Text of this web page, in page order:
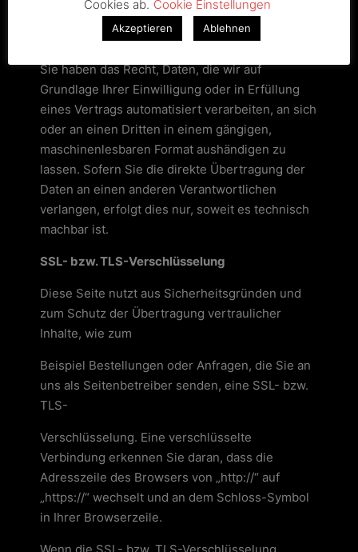
gerichtlicher Rechtsbehelfe.
Recht auf Datenübertragbarkeit
Sie haben das Recht, Daten, die wir auf
Grundlage Ihrer Einwilligung oder in Erfüllung
eines Vertrags automatisiert verarbeiten, an sich
oder an einen Dritten in einem gängigen,
maschinenlesbaren Format aushändigen zu
lassen. Sofern Sie die direkte Übertragung der
Daten an einen anderen Verantwortlichen
verlangen, erfolgt dies nur, soweit es technisch
machbar ist.
SSL- bzw. TLS-Verschlüsselung
Diese Seite nutzt aus Sicherheitsgründen und
zum Schutz der Übertragung vertraulicher
Inhalte, wie zum
Beispiel Bestellungen oder Anfragen, die Sie an
uns als Seitenbetreiber senden, eine SSL- bzw.
TLS-
Verschlüsselung. Eine verschlüsselte
Verbindung erkennen Sie daran, dass die
Adresszeile des Browsers von „http://“ auf
„https://“ wechselt und an dem Schloss-Symbol
in Ihrer Browserzeile.
Wenn die SSL- bzw. TLS-Verschlüsselung
Cookies ab. Cookie Einstellungen
Akzeptieren Ablehnen